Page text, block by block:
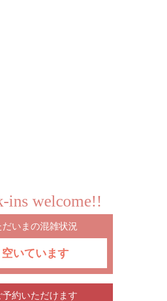
だいまの混雑状況
空いています
ins welcome!!
予約いただけます